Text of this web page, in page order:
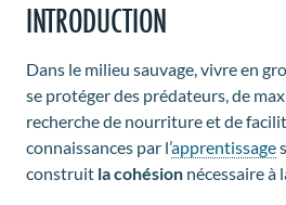
INTRODUCTION
Dans le milieu sauvage, vivre en
se protéger des prédateurs, de
recherche de nourriture et de
connaissances par l’apprentissage
construit la cohésion nécessaire à